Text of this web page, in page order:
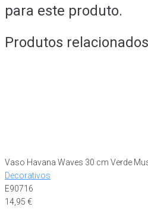
para este produto.
Produtos relacionados
Vaso Havana Waves 30 cm Verde
Decorativos
E90716
14,95 €